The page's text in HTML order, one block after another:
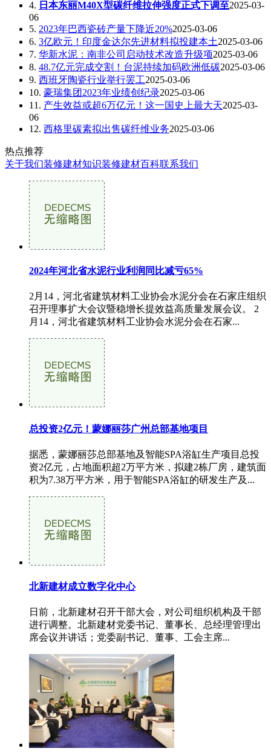
4. 日本东丽M40X型碳纤维拉伸强度正式下调至2025-03-
06
5. 2023年巴西瓷砖产量下降近20%2025-03-06
6. 3亿欧元！印度金达尔先进材料拟投建本土2025-03-06
7. 华新水泥：南非公司启动技术改造升级项2025-03-06
8. 48.7亿元完成交割！台泥持续加码欧洲低碳2025-03-06
9. 西班牙陶瓷行业举行罢工2025-03-06
10. 豪瑞集团2023年业绩创纪录2025-03-06
11. 产生效益或超6万亿元！这一国史上最大天2025-03-
06
12. 西格里碳素拟出售碳纤维业务2025-03-06
热点推荐
关于我们装修建材知识装修建材百科联系我们
2024年河北省水泥行业利润同比减亏65%
2月14，河北省建筑材料工业协会水泥分会在石家庄组织
召开理事扩大会议暨稳增长提效益高质量发展会议。 2
月14，河北省建筑材料工业协会水泥分会在石家...
总投资2亿元！蒙娜丽莎广州总部基地项目
据悉，蒙娜丽莎总部基地及智能SPA浴缸生产项目总投
资2亿元，占地面积超2万平方米，拟建2栋厂房，建筑面
积为7.38万平方米，用于智能SPA浴缸的研发生产及...
北新建材成立数字化中心
日前，北新建材召开干部大会，对公司组织机构及干部
进行调整。北新建材党委书记、董事长、总经理管理出
席会议并讲话；党委副书记、董事、工会主席...